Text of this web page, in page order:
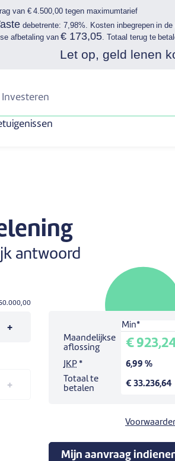
van € 4.500,00 tegen maximumtarief
debetrente: 7,98%. Kosten inbegrepen in
afbetaling van€ 173,05 . Totaal terug te
Let op, geld lenen
Investeren
antwoord
+
+
Simulatie voor een lening
Looptijd:36 maanden.
Min*
Maandelijkse
aflossing
€
JKP * 6,99 %
Totaal te
betalen
€ 33.236,64
Mijn aanvraag